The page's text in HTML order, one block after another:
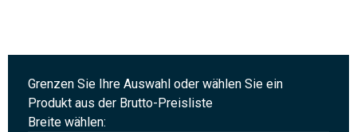
Grenzen Sie Ihre Auswahl oder wählen Sie ein
Produkt aus der Brutto-Preisliste
Breite wählen: